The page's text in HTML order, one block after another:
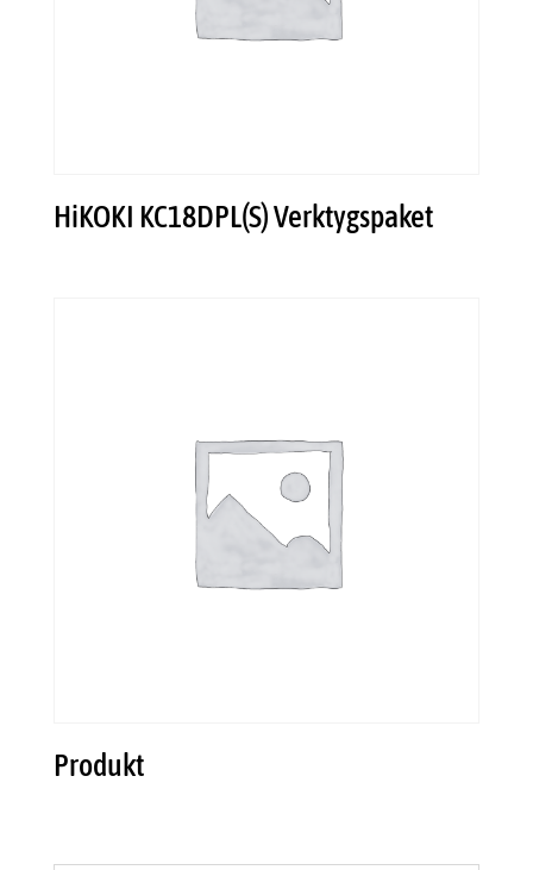
HiKOKI KC18DPL(S) Verktygspaket
Produkt